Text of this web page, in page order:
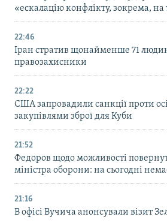
«ескалацію конфлікту, зокрема, на
22:46
Іран стратив щонайменше 71
правозахисники
22:22
США запровадили санкції проти
закупівлями зброї для Куби
21:52
Федоров щодо можливості
міністра оборони: на сьогодні
21:16
В офісі Вучича анонсували візит